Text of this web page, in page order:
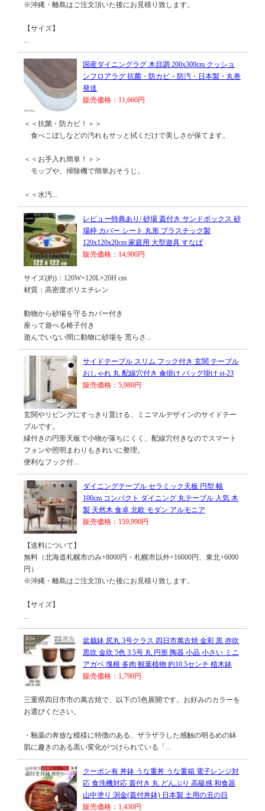
※沖縄・離島はご注文頂いた後にお見積り致します。
【サイズ】
...
国産ダイニングラグ 木目調 200x300cm クッショ
ンフロアラグ 抗菌・防カビ・防汚・日本製・丸巻
発送
販売価格：11,660円
＜＜抗菌・防カビ！＞＞
食べこぼしなどの汚れもサッと拭くだけで美しさが保てます。
＜＜お手入れ簡単！＞＞
モップや、掃除機で簡単おそうじ。
＜＜水汚...
レビュー特典あり/ 砂場 蓋付き サンドボックス 砂
場枠 カバー シート 丸形 プラスチック製
120x120x20cm 家庭用 大型遊具 すなば
販売価格：14,900円
サイズ(約)：120W×120L×20H cm
材質：高密度ポリエチレン
動物から砂場を守るカバー付き
座って遊べる椅子付き
遊んでいない間に動物に砂場を 荒らさ...
サイドテーブル スリム フック付き 玄関 テーブル
おしゃれ 丸 配線穴付き 傘掛け バッグ掛け st-23
販売価格：5,980円
玄関やリビングにすっきり置ける、ミニマルデザインのサイドテー
ブルです。
縁付きの円形天板で小物が落ちにくく、配線穴付きなのでスマート
フォンや照明まわりもきれいに整理。
便利なフック付...
ダイニングテーブル セラミック天板 円型 幅
100cm コンパクト ダイニング 丸テーブル 人気 木
製 天然木 食卓 北欧 モダン アルモニア
販売価格：159,990円
【送料について】
無料（北海道札幌市のみ+8000円・札幌市以外+16000円、東北+6000
円）
※沖縄・離島はご注文頂いた後にお見積り致します。
【サイズ】
...
盆栽鉢 尻丸 3号クラス 四日市萬古焼 金彩 黒 赤吹
黒吹 金吹 5色 3.5号 丸 円形 陶器 小品 小さい ミニ
アガベ 塊根 多肉 観葉植物 約10.5センチ 植木鉢
販売価格：1,790円
三重県四日市市の萬古焼で、以下の5色展開です。お好みのカラーを
お選びください。
・釉薬の奔放な模様に特徴のある、ザラザラした感触の明るめの鉢
肌に趣きのある黒い変化がつけられている「...
クーポン有 丼鉢 うな重丼 うな重箱 電子レンジ対
応 食洗機対応 蓋付き 丸 どんぶり 高級感 和食器
山中塗り 渕金(蓋付丼鉢) 日本製 土用の丑の日
販売価格：1,430円